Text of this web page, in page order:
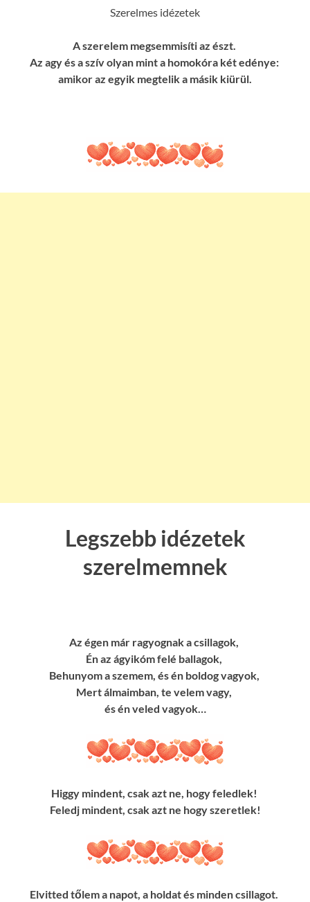
Szerelmes idézetek
A szerelem megsemmisíti az észt.
Az agy és a szív olyan mint a homokóra két edénye:
amikor az egyik megtelik a másik kiürül.
Legszebb idézetek
szerelmemnek
Az égen már ragyognak a csillagok,
Én az ágyikóm felé ballagok,
Behunyom a szemem, és én boldog vagyok,
Mert álmaimban, te velem vagy,
és én veled vagyok…
Higgy mindent, csak azt ne, hogy feledlek!
Feledj mindent, csak azt ne hogy szeretlek!
Elvitted tőlem a napot, a holdat és minden csillagot.